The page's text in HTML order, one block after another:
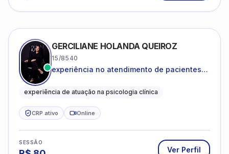
GERCILIANE HOLANDA QUEIROZ
15/8540
experiência no atendimento de pacientes
catastróficos e comportamentos
experiência de atuação na psicologia clínica
CRP ativo Online
SESSÃO
Ver Perfil